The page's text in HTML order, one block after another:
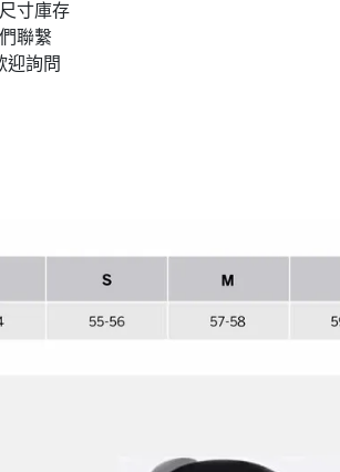
寸庫存
聯繫
迎詢問